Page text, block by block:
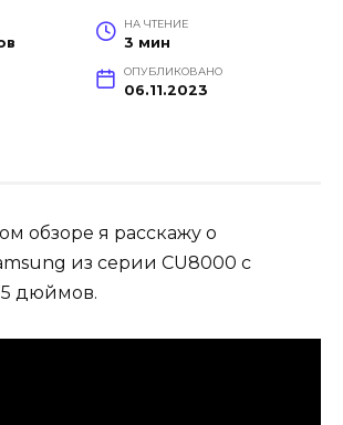
НА ЧТЕНИЕ
3 мин
ОПУБЛИКОВАНО
06.11.2023
обзоре я расскажу о
из серии CU8000 с
дюймов.